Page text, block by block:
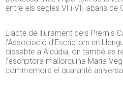
entre els segles VI i VII abans de
L’acte de lliurament dels Premis
l’Associació d’Escriptors en
dissabte a Alcúdia, on també es
l’escriptora mallorquina Maria
commemora el quarantè